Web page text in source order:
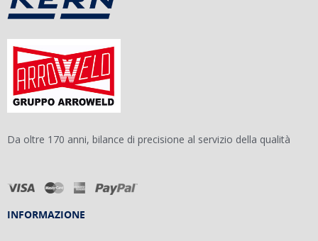
Da oltre 170 anni, bilance di precisione al servizio della qualità
INFORMAZIONE